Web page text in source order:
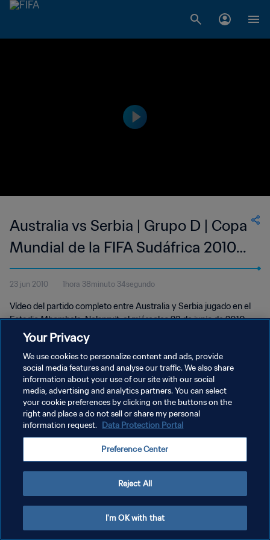
Australia vs Serbia | Grupo D | Copa
Mundial de la FIFA Sudáfrica 2010™
| Partido completo
23 jun 2010 1hora 38minuto 34segundo
Vídeo del partido completo entre Australia y Serbia jugado en el
Estadio Mbombela, Nelspruit, el miércoles 23 de junio de 2010.
POLÍTICA DE PRIVACIDAD
TÉRMINOS DE SERVICIO
AJUSTAR LA CONFIGURACIÓN DE LAS COOKIES
Your Privacy
We use cookies to personalize content and ads, provide
social media features and analyse our traffic. We also share
information about your use of our site with our social
media, advertising and analytics partners. You can select
your cookie preferences by clicking on the buttons on the
right and place a do not sell or share my personal
information request. Data Protection Portal
Preference Center
Reject All
I'm OK with that